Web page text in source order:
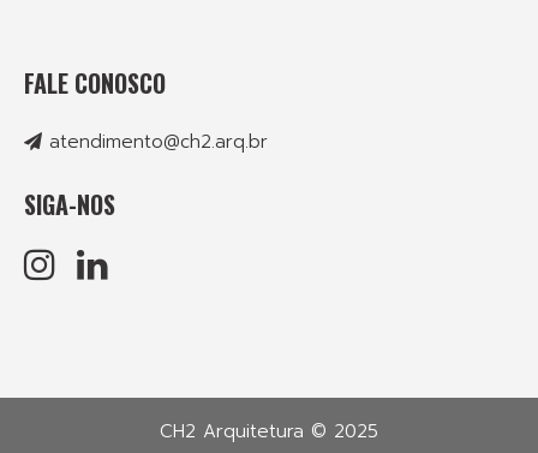
FALE CONOSCO
atendimento@ch2.arq.br
SIGA-NOS
CH2 Arquitetura © 2025